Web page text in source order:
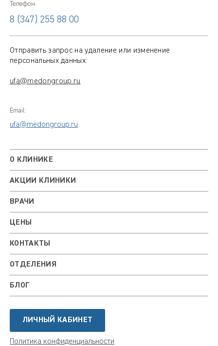
Телефон:
8 (347) 255 88 00
Отправить запрос на удаление или изменение
персональных данных:
ufa@medongroup.ru
Email:
ufa@medongroup.ru
О КЛИНИКЕ
АКЦИИ КЛИНИКИ
ВРАЧИ
ЦЕНЫ
КОНТАКТЫ
ОТДЕЛЕНИЯ
БЛОГ
ЛИЧНЫЙ КАБИНЕТ
Политика конфиденциальности